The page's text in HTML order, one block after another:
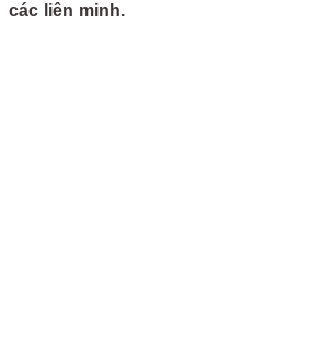
các liên minh.